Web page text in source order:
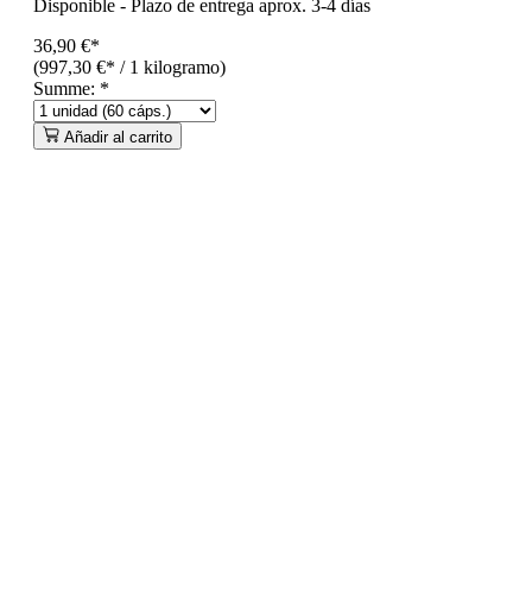
Disponible - Plazo de entrega aprox. 3-4 días
36,90 €*
(997,30 €* / 1 kilogramo)
Summe: *
Añadir al carrito